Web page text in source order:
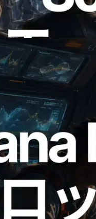
幕開け
ブロックア
単位のブロッ
ータを視覚化